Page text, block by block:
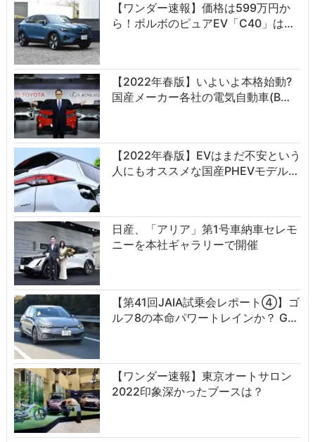
【ワンダー速報】価格は599万円か
ら！ボルボのピュアEV「C40」は…
【2022年春版】いよいよ本格始動?
国産メーカー各社の電気自動車(B…
【2022年春版】EVはまだ不安という
人にもオススメな国産PHEVモデル…
日産、「アリア」第1号車納車セレモ
ニーを本社ギャラリーで開催
【第41回JAIA試乗会レポート④】ゴ
ルフ8の本命パワートレインか？ G…
【ワンダー速報】東京オートサロン
2022印象深かったブースは？